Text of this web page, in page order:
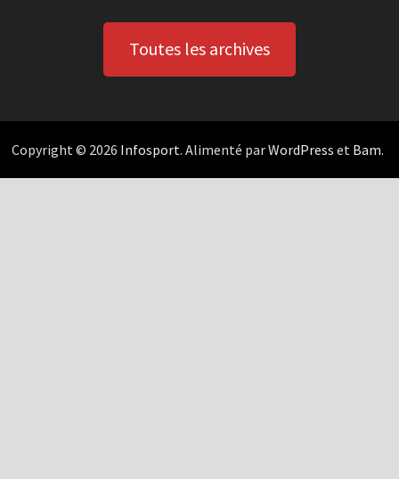
Toutes les archives
Copyright © 2026 Infosport. Alimenté parWordPress et Bam.